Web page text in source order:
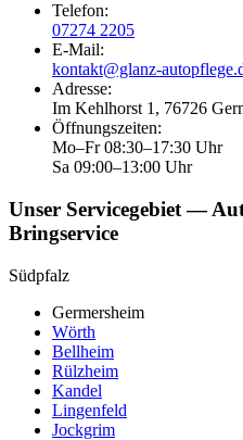
Telefon:
07274 2205
E-Mail:
kontakt@glanz-
Adresse:
Im Kehlhorst 1, 76726
Öffnungszeiten:
Mo–Fr 08:30–17:30 Uhr
Sa 09:00–13:00 Uhr
Unser Servicegebiet —
Bringservice
Südpfalz
Germersheim
Wörth
Bellheim
Rülzheim
Kandel
Lingenfeld
Jockgrim